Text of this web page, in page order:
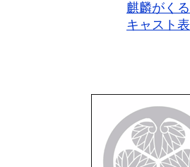
麒麟がくる
キャスト表